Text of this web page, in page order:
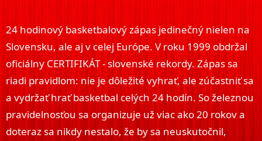
24 hodinový basketbalový zápas jedinečný nielen na
Slovensku, ale aj v celej Európe. V roku 1999 obdržal
oficiálny CERTIFIKÁT - slovenské rekordy. Zápas sa
riadi pravidlom: nie je dôležité vyhrať, ale zúčastniť sa
a vydržať hrať basketbal celých 24 hodín. So železnou
pravidelnosťou sa organizuje už viac ako 20 rokov a
doteraz sa nikdy nestalo, že by sa neuskutočnil,